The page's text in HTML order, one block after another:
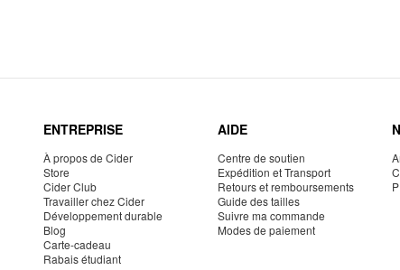
ENTREPRISE
À propos de Cider
Store
Cider Club
Travailler chez Cider
Développement durable
Blog
Carte-cadeau
Rabais étudiant
AIDE
Centre de soutien
Expédition et Transport
Retours et remboursements
Guide des tailles
Suivre ma commande
Modes de paiement